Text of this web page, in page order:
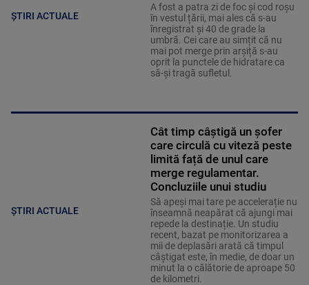
ȘTIRI ACTUALE
A fost a patra zi de foc și cod roșu
în vestul țării, mai ales că s-au
înregistrat și 40 de grade la
umbră. Cei care au simțit că nu
mai pot merge prin arșiță s-au
oprit la punctele de hidratare ca
să-și tragă sufletul.
ȘTIRI ACTUALE
Cât timp câștigă un șofer
care circulă cu viteză peste
limită față de unul care
merge regulamentar.
Concluziile unui studiu
Să apeși mai tare pe accelerație nu
înseamnă neapărat că ajungi mai
repede la destinație. Un studiu
recent, bazat pe monitorizarea a
mii de deplasări arată că timpul
câștigat este, în medie, de doar un
minut la o călătorie de aproape 50
de kilometri.